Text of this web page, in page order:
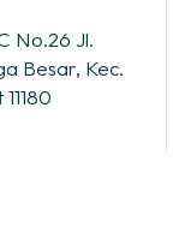
No.26 Jl.
Besar, Kec.